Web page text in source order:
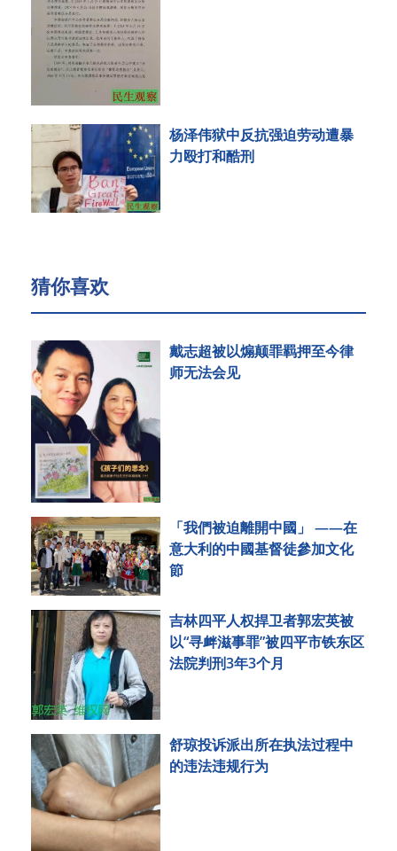
杨泽伟狱中反抗强迫劳动遭暴
力殴打和酷刑
猜你喜欢
戴志超被以煽颠罪羁押至今律
师无法会见
「我們被迫離開中國」 ——在
意大利的中國基督徒參加文化
節
吉林四平人权捍卫者郭宏英被
以“寻衅滋事罪”被四平市铁东区
法院判刑3年3个月
舒琼投诉派出所在执法过程中
的违法违规行为